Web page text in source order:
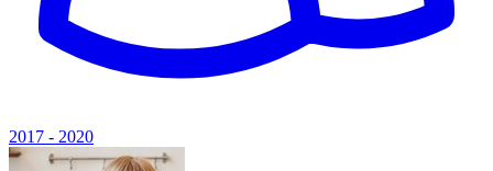
2017 - 2020